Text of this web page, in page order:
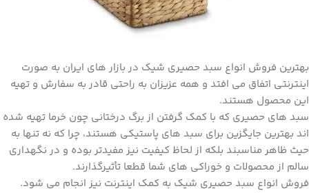
بهترین فروش انواع سبد حصیری شیک در بازار های ایران به صورت
اینترنتی اتفاق می افتد و همه عزیزان به راحتی قادر به سفارش و تهیه
این محصول هستند.
سبد های حصیری که با کمک گرفتن از برگ درختانی چون خرما تهیه شده
اند بهترین جایگزین برای سبد های پاستیکی هستند، چرا که نه تنها به
حیث ظاهر مناسبند بلکه از لحاظ کیفیت نیز مفیدتر بوده و در نگهداری
سالم از محصولات و خوراکی های شما قطعا تأثیرگذارند.
فروش انواع سبد حصیری شیک به کمک اینترنت نیز انجام می شود.